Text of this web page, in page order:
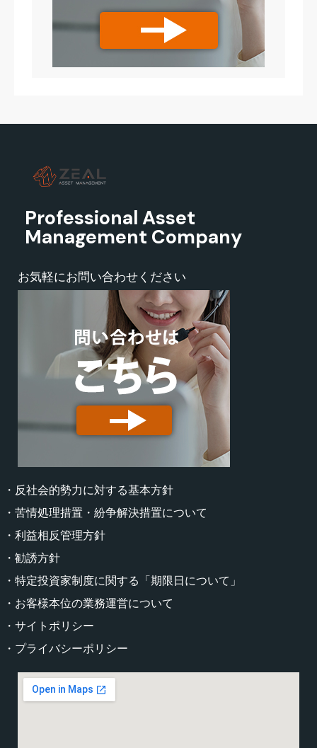
Professional Asset
Management Company
お気軽にお問い合わせください
・反社会的勢力に対する基本方針
・苦情処理措置・紛争解決措置について
・利益相反管理方針
・勧誘方針
・特定投資家制度に関する「期限日について」
・お客様本位の業務運営について
・サイトポリシー
・プライバシーポリシー